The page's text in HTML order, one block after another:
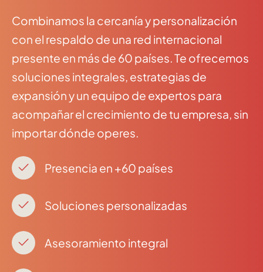
Combinamos la cercanía y personalización
con el respaldo de una red internacional
presente en más de 60 países. Te ofrecemos
soluciones integrales, estrategias de
expansión y un equipo de expertos para
acompañar el crecimiento de tu empresa, sin
importar dónde operes.
Presencia en +60 países
Soluciones personalizadas
Asesoramiento integral